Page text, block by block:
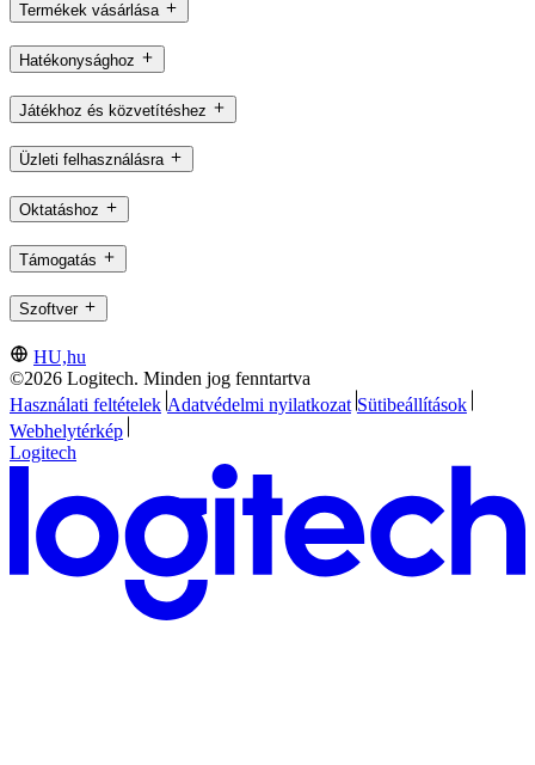
Termékek vásárlása
Hatékonysághoz
Játékhoz és közvetítéshez
Üzleti felhasználásra
Oktatáshoz
Támogatás
Szoftver
HU,hu
©2026 Logitech. Minden jog fenntartva
Használati feltételek Adatvédelmi nyilatkozat Sütibeállítások
Webhelytérkép
Logitech